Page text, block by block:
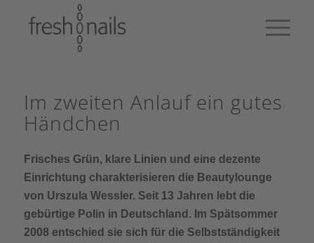
Im zweiten Anlauf ein gutes
Händchen
Frisches Grün, klare Linien und eine dezente
Einrichtung charakterisieren die Beautylounge
von Urszula Wessler. Seit 13 Jahren lebt die
gebürtige Polin in Deutschland. Im Spätsommer
2008 entschied sie sich für die Selbstständigkeit